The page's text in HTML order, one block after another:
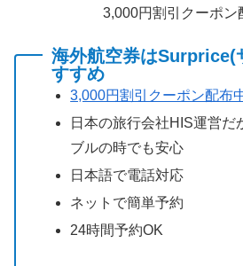
3,000円割引クーポン
海外航空券はSurprice(
すすめ
3,000円割引クーポン配布
日本の旅行会社HIS運営だ
ブルの時でも安心
日本語で電話対応
ネットで簡単予約
24時間予約OK